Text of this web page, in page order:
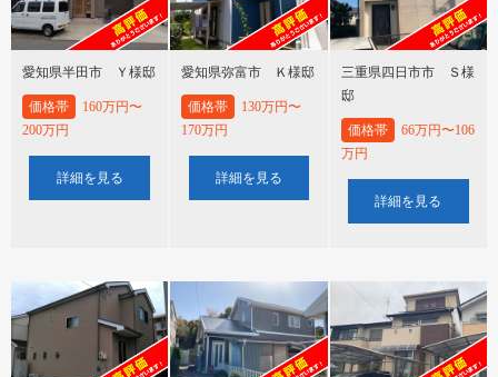
愛知県半田市 Ｙ様邸
価格帯
160万円〜
200万円
詳細を見る
愛知県弥富市 Ｋ様邸
価格帯
130万円〜
170万円
詳細を見る
三重県四日市市 Ｓ様
邸
価格帯
66万円〜106
万円
詳細を見る